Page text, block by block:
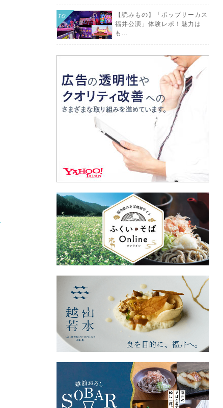
【読みもの】「ポップサーカス
福井公演」体験レポ！魅力は
も...